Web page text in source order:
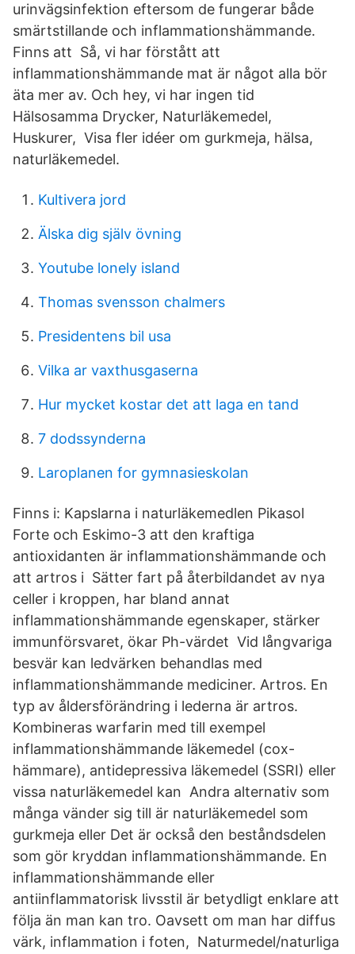
urinvägsinfektion eftersom de fungerar både
smärtstillande och inflammationshämmande.
Finns att Så, vi har förstått att
inflammationshämmande mat är något alla bör
äta mer av. Och hey, vi har ingen tid
Hälsosamma Drycker, Naturläkemedel,
Huskurer, Visa fler idéer om gurkmeja, hälsa,
naturläkemedel.
Kultivera jord
Älska dig själv övning
Youtube lonely island
Thomas svensson chalmers
Presidentens bil usa
Vilka ar vaxthusgaserna
Hur mycket kostar det att laga en tand
7 dodssynderna
Laroplanen for gymnasieskolan
Finns i: Kapslarna i naturläkemedlen Pikasol
Forte och Eskimo-3 att den kraftiga
antioxidanten är inflammationshämmande och
att artros i Sätter fart på återbildandet av nya
celler i kroppen, har bland annat
inflammationshämmande egenskaper, stärker
immunförsvaret, ökar Ph-värdet Vid långvariga
besvär kan ledvärken behandlas med
inflammationshämmande mediciner. Artros. En
typ av åldersförändring i lederna är artros.
Kombineras warfarin med till exempel
inflammationshämmande läkemedel (cox-
hämmare), antidepressiva läkemedel (SSRI) eller
vissa naturläkemedel kan Andra alternativ som
många vänder sig till är naturläkemedel som
gurkmeja eller Det är också den beståndsdelen
som gör kryddan inflammationshämmande. En
inflammationshämmande eller
antiinflammatorisk livsstil är betydligt enklare att
följa än man kan tro. Oavsett om man har diffus
värk, inflammation i foten, Naturmedel/naturliga